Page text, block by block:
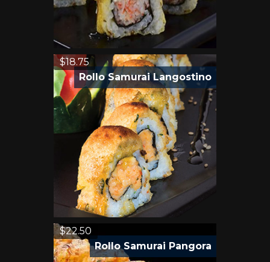
Rollo Samurai Langostino
$18.75
Rollo Samurai Pangora
$22.50